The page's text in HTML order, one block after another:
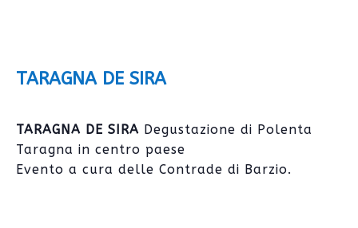
TARAGNA DE SIRA
TARAGNA DE SIRA Degustazione di Polenta
Taragna in centro paese
Evento a cura delle Contrade di Barzio.